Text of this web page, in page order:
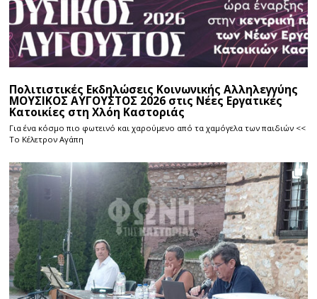
Πολιτιστικές Εκδηλώσεις Κοινωνικής Αλληλεγγύης
ΜΟΥΣΙΚΟΣ ΑΥΓΟΥΣΤΟΣ 2026 στις Νέες Εργατικές
Κατοικίες στη Χλόη Καστοριάς
Για ένα κόσμο πιο φωτεινό και χαρούμενο από τα χαμόγελα των παιδιών <<
Το Κέλετρον Αγάπη